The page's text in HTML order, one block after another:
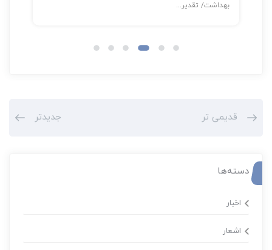
قدیمی تر جدیدتر
دسته‌ها
اخبار
اشعار